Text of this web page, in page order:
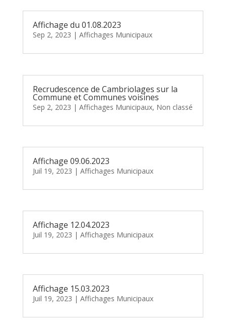
Affichage du 01.08.2023
Sep 2, 2023 | Affichages Municipaux
Recrudescence de Cambriolages sur la
Commune et Communes voisines
Sep 2, 2023 | Affichages Municipaux, Non classé
Affichage 09.06.2023
Juil 19, 2023 | Affichages Municipaux
Affichage 12.04.2023
Juil 19, 2023 | Affichages Municipaux
Affichage 15.03.2023
Juil 19, 2023 | Affichages Municipaux